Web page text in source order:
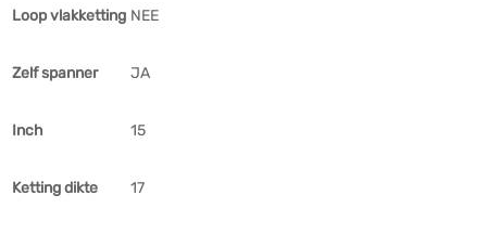
Loop vlakketting NEE
Zelf spanner JA
Inch 15
Ketting dikte 17